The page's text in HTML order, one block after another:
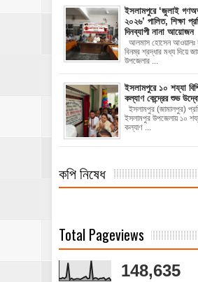
‎ইসলামপুরে ‘জুলাই
২০২৬’ পালিত, শিক্ষা
দিনব্যাপী নানা আয়োজন
‎​আলমাস হোসেন আওয়ালঃ‎
বিনম্র শ্রদ্ধার মধ্য দিয়ে
উপজেলার ...
ইসলামপুরে ১০ শয্যা
কল্যাণ কেন্দ্রের শুভ
ইসলামপুর (জামালপুর)
ইসলামপুর উপজেলায় ১০
কল্যাণ ...
কপি নিষেধ
Total Pageviews
148,635